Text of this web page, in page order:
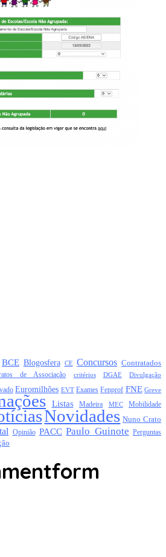
BCE Blogosfera CE Concursos Contratados
de Associação critérios DGAE Divulgação
Euromilhões EVT Exames Fenprof FNE Greve
Listas Madeira MEC Mobilidade
Novidades Nuno Crato
Opinião PACC Paulo Guinote Perguntas